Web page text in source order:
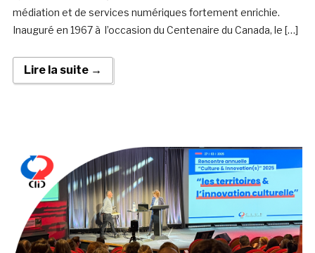
médiation et de services numériques fortement enrichie.
Inauguré en 1967 à l’occasion du Centenaire du Canada, le […]
Lire la suite →